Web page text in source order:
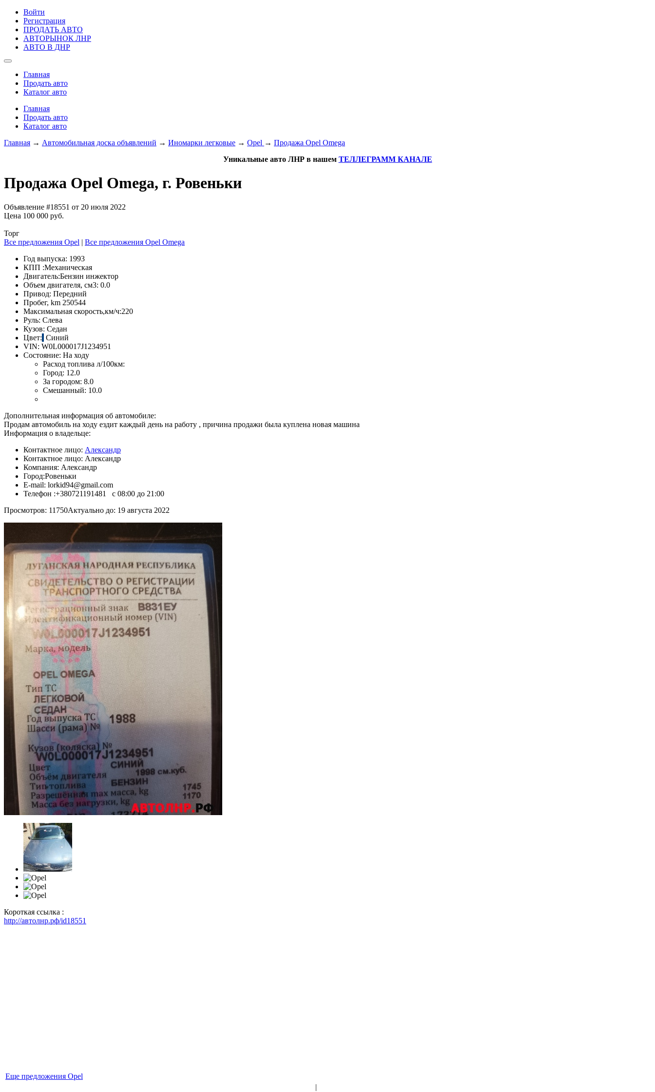
Войти
Регистрация
ПРОДАТЬ АВТО
АВТОРЫНОК ЛНР
АВТО В ДНР
Главная
Продать авто
Каталог авто
Главная
Продать авто
Каталог авто
Главная → Автомобильная доска объявлений → Иномарки легковые → Opel → Продажа Opel Omega
Уникальные авто ЛНР в нашем ТЕЛЛЕГРАММ КАНАЛЕ
Продажа Opel Omega, г. Ровеньки
Объявление #18551 от 20 июля 2022
Цена 100 000 руб.
Торг
Все предложения Opel | Все предложения Opel Omega
Год выпуска: 1993
КПП :Механическая
Двигатель:Бензин инжектор
Объем двигателя, см3: 0.0
Привод: Передний
Пробег, km 250544
Максимальная скорость,км/ч:220
Руль: Слева
Кузов: Седан
Цвет: Синий
VIN: W0L000017J1234951
Состояние: На ходу
Расход топлива л/100км:
Город: 12.0
За городом: 8.0
Смешанный: 10.0
Дополнительная информация об автомобиле:
Продам автомобиль на ходу ездит каждый день на работу , причина продажи была куплена новая машина
Информация о владельце:
Контактное лицо: Александр
Контактное лицо: Александр
Компания: Александр
Город:Ровеньки
E-mail: lorkid94@gmail.com
Телефон :+380721191481 с 08:00 до 21:00
Просмотров: 11750Актуально до: 19 августа 2022
Короткая ссылка :
http://автолнр.рф/id18551
Еще предложения Opel
|